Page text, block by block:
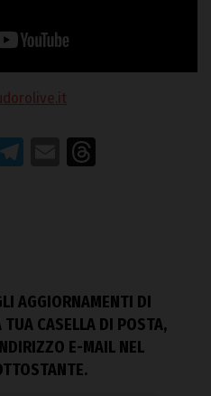
WhatsApp
Telegram
Email
AGGIORNAMENTI DI
TUA CASELLA DI POSTA,
E-MAIL NEL